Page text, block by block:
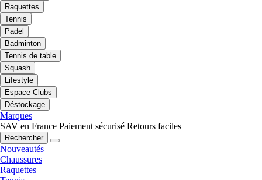
Raquettes
Tennis
Padel
Badminton
Tennis de table
Squash
Lifestyle
Espace Clubs
Déstockage
Marques
SAV en France Paiement sécurisé Retours faciles
Rechercher
Nouveautés
Chaussures
Raquettes